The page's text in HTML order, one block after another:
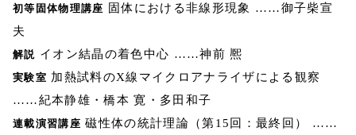
初等固体物理講座
固体における非線形現象 ……御子柴宣
夫
解説 イオン結晶の着色中心 ……神前 熈
実験室 加熱試料のX線マイクロアナライザによる観察
……紀本静雄・橋本 寛・多田和子
連載演習講座 磁性体の統計理論（第15回：最終回） ……